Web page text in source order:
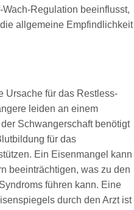
Regulation beeinflusst,
allgemeine Empfindlichkeit
Ursache für das Restless-
leiden an einem
Schwangerschaft benötigt
für das
Ein Eisenmangel kann
beeinträchtigen, was zu den
führen kann. Eine
durch den Arzt ist